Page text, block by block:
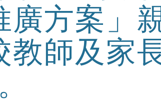
廣方案」
教師及家